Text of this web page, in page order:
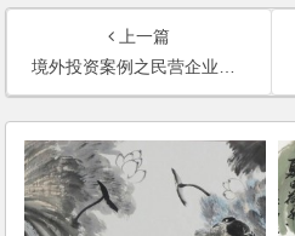
上一篇
境外投资案例之民营企业集团赴香港投资法律服务